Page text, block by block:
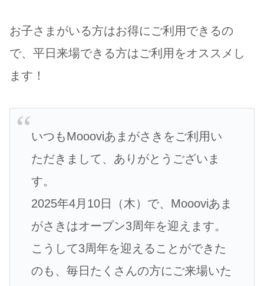
お子さまがいる方はお得にご利用できるの
で、平日来場できる方はご利用をオススメし
ます！
いつもMoooviあまがさきをご利用い
ただきまして、ありがとうございま
す。
2025年4月10日（木）で、Moooviあま
がさきはオープン3周年を迎えます。
こうして3周年を迎えることができた
のも、毎日たくさんの方にご来場いた